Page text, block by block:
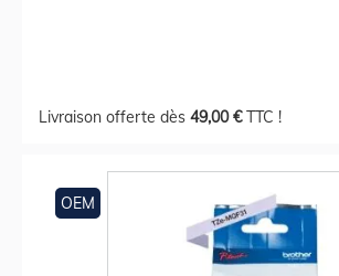
Livraison offerte dès 49,00 €TTC !
OEM